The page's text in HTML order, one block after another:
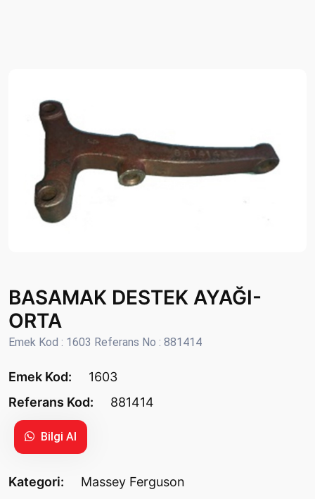
BASAMAK DESTEK AYAĞI-
ORTA
Emek Kod : 1603 Referans No : 881414
Emek Kod:
1603
Referans Kod:
881414
Bilgi Al
Kategori:
Massey Ferguson